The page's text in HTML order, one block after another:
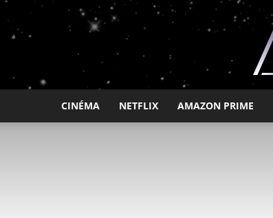
CINÉMA NETFLIX AMAZON PRIME